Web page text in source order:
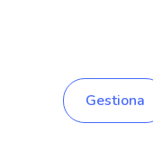
Gestiona